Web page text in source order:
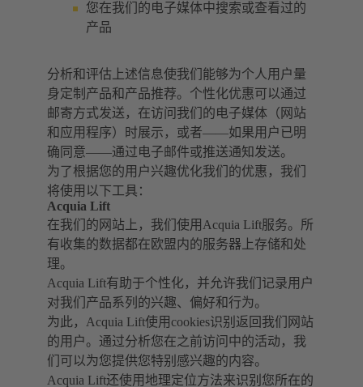
您在我们的电子媒体中搜索或查看过的
产品
分析和评估上述信息使我们能够为个人用户量
身定制产品和产品推荐。个性化优惠可以通过
邮寄方式发送，在访问我们的电子媒体（网站
和应用程序）时展示，或者——如果用户已明
确同意——通过电子邮件或推送通知发送。
为了根据您的用户兴趣优化我们的优惠，我们
将使用以下工具：
Acquia Lift
在我们的网站上，我们使用Acquia Lift服务。所
有收集的数据都在欧盟内的服务器上存储和处
理。
Acquia Lift有助于个性化，并允许我们记录用户
对我们产品系列的兴趣、偏好和行为。
为此，Acquia Lift使用cookies识别返回我们网站
的用户。通过分析您在之前访问中的活动，我
们可以为您提供您特别感兴趣的内容。
Acquia Lift还使用地理定位方法来识别您所在的